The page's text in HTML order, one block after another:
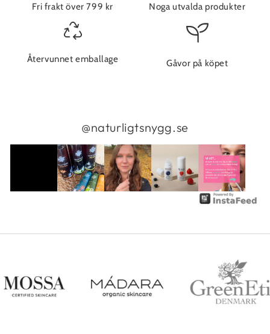
Fri frakt över 799 kr Noga utvalda produkter
Återvunnet emballage Gåvor på köpet
@naturligtsnygg.se